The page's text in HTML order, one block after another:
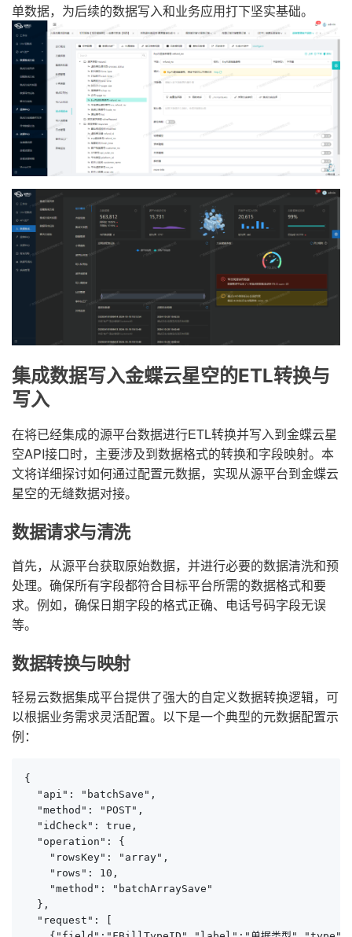
单数据，为后续的数据写入和业务应用打下坚实基础。
集成数据写入金蝶云星空的ETL转换与
写入
在将已经集成的源平台数据进行ETL转换并写入到金蝶云星
空API接口时，主要涉及到数据格式的转换和字段映射。本
文将详细探讨如何通过配置元数据，实现从源平台到金蝶云
星空的无缝数据对接。
数据请求与清洗
首先，从源平台获取原始数据，并进行必要的数据清洗和预
处理。确保所有字段都符合目标平台所需的数据格式和要
求。例如，确保日期字段的格式正确、电话号码字段无误
等。
数据转换与映射
轻易云数据集成平台提供了强大的自定义数据转换逻辑，可
以根据业务需求灵活配置。以下是一个典型的元数据配置示
例：
{
  "api": "batchSave",
  "method": "POST",
  "idCheck": true,
  "operation": {
    "rowsKey": "array",
    "rows": 10,
    "method": "batchArraySave"
  },
  "request": [